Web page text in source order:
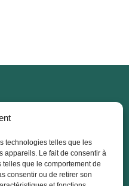
technologies telles que les
appareils. Le fait de consentir à
que le comportement de
consentir ou de retirer son